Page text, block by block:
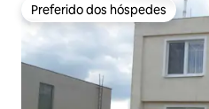
Preferido dos hóspedes
Preferido dos hóspedes